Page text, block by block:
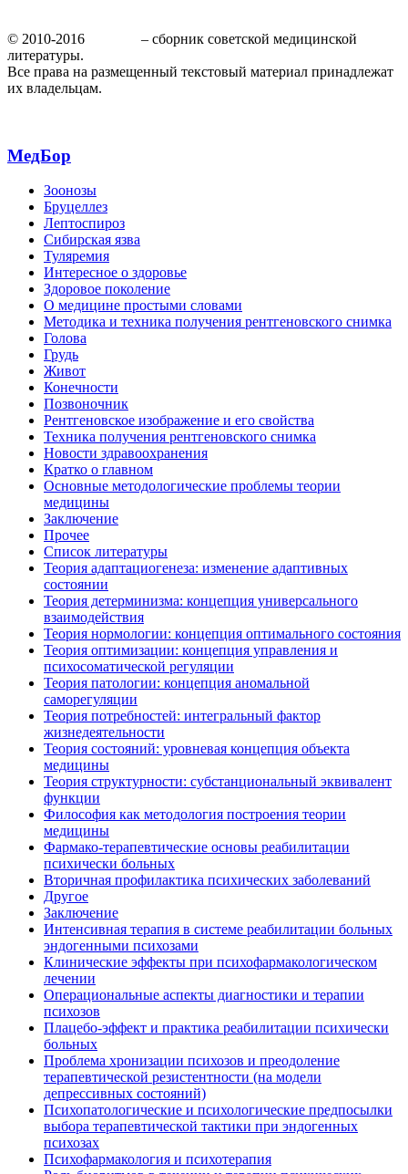
© 2010-2016
– сборник советской медицинской
литературы.
Все права на размещенный текстовый материал принадлежат
их владельцам.
МедБор
Зоонозы
Бруцеллез
Лептоспироз
Сибирская язва
Туляремия
Интересное о здоровье
Здоровое поколение
О медицине простыми словами
Методика и техника получения рентгеновского снимка
Голова
Грудь
Живот
Конечности
Позвоночник
Рентгеновское изображение и его свойства
Техника получения рентгеновского снимка
Новости здравоохранения
Кратко о главном
Основные методологические проблемы теории
медицины
Заключение
Прочее
Список литературы
Теория адаптациогенеза: изменение адаптивных
состоянии
Теория детерминизма: концепция универсального
взаимодействия
Теория нормологии: концепция оптимального состояния
Теория оптимизации: концепция управления и
психосоматической регуляции
Теория патологии: концепция аномальной
саморегуляции
Теория потребностей: интегральный фактор
жизнедеятельности
Теория состояний: уровневая концепция объекта
медицины
Теория структурности: субстанциональный эквивалент
функции
Философия как методология построения теории
медицины
Фармако-терапевтические основы реабилитации
психически больных
Вторичная профилактика психических заболеваний
Другое
Заключение
Интенсивная терапия в системе реабилитации больных
эндогенными психозами
Клинические эффекты при психофармакологическом
лечении
Операциональные аспекты диагностики и терапии
психозов
Плацебо-эффект и практика реабилитации психически
больных
Проблема хронизации психозов и преодоление
терапевтической резистентности (на модели
депрессивных состояний)
Психопатологические и психологические предпосылки
выбора терапевтической тактики при эндогенных
психозах
Психофармакология и психотерапия